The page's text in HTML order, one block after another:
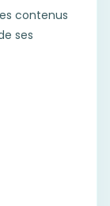
contenus
ses